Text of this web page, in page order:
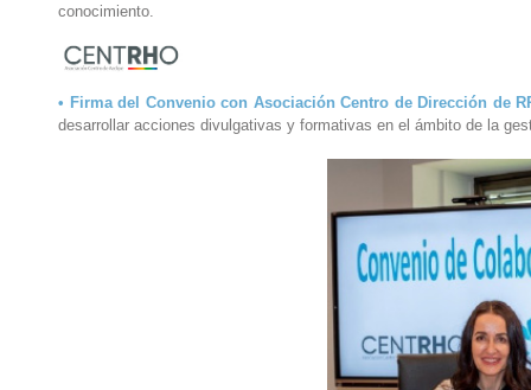
conocimiento.
• Firma del Convenio con Asociación Centro de Dirección de
desarrollar acciones divulgativas y formativas en el ámbito de la